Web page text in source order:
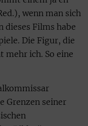
wenn man sich
dieses Films habe
Die Figur, die
mehr ich. So eine
Grenzen seiner